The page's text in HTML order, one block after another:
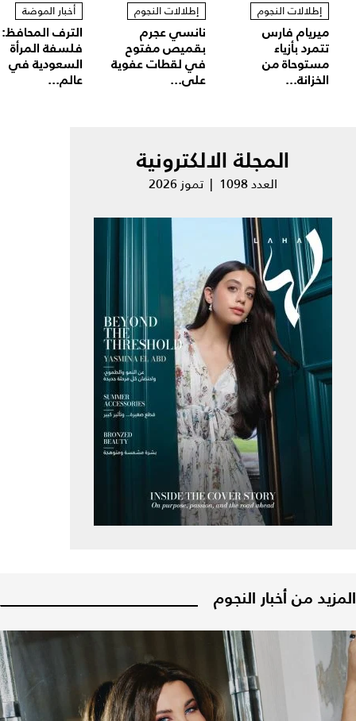
إطلالات النجوم
ميريام فارس
تتمرد بأزياء
مستوحاة من
الخزانة...
إطلالات النجوم
نانسي عجرم
بقميص مفتوح
في لقطات عفوية
على...
أخبار الموضة
الترف المحافظ:
فلسفة المرأة
السعودية في
عالم...
المجلة الالكترونية
العدد 1098 | تموز 2026
المزيد من أخبار النجوم